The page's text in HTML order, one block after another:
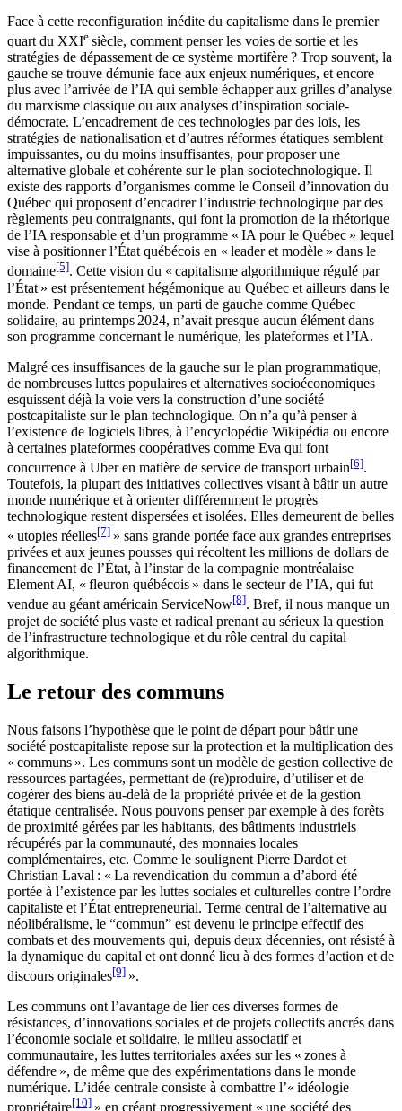
Face à cette reconfiguration inédite du capitalisme dans le premier
quart du XXIe siècle, comment penser les voies de sortie et les
stratégies de dépassement de ce système mortifère ? Trop souvent, la
gauche se trouve démunie face aux enjeux numériques, et encore
plus avec l’arrivée de l’IA qui semble échapper aux grilles d’analyse
du marxisme classique ou aux analyses d’inspiration sociale-
démocrate. L’encadrement de ces technologies par des lois, les
stratégies de nationalisation et d’autres réformes étatiques semblent
impuissantes, ou du moins insuffisantes, pour proposer une
alternative globale et cohérente sur le plan sociotechnologique. Il
existe des rapports d’organismes comme le Conseil d’innovation du
Québec qui proposent d’encadrer l’industrie technologique par des
règlements peu contraignants, qui font la promotion de la rhétorique
de l’IA responsable et d’un programme « IA pour le Québec » lequel
vise à positionner l’État québécois en « leader et modèle » dans le
domaine[5]. Cette vision du « capitalisme algorithmique régulé par
l’État » est présentement hégémonique au Québec et ailleurs dans le
monde. Pendant ce temps, un parti de gauche comme Québec
solidaire, au printemps 2024, n’avait presque aucun élément dans
son programme concernant le numérique, les plateformes et l’IA.
Malgré ces insuffisances de la gauche sur le plan programmatique,
de nombreuses luttes populaires et alternatives socioéconomiques
esquissent déjà la voie vers la construction d’une société
postcapitaliste sur le plan technologique. On n’a qu’à penser à
l’existence de logiciels libres, à l’encyclopédie Wikipédia ou encore
à certaines plateformes coopératives comme Eva qui font
concurrence à Uber en matière de service de transport urbain[6].
Toutefois, la plupart des initiatives collectives visant à bâtir un autre
monde numérique et à orienter différemment le progrès
technologique restent dispersées et isolées. Elles demeurent de belles
« utopies réelles[7] » sans grande portée face aux grandes entreprises
privées et aux jeunes pousses qui récoltent les millions de dollars de
financement de l’État, à l’instar de la compagnie montréalaise
Element AI, « fleuron québécois » dans le secteur de l’IA, qui fut
vendue au géant américain ServiceNow[8]. Bref, il nous manque un
projet de société plus vaste et radical prenant au sérieux la question
de l’infrastructure technologique et du rôle central du capital
algorithmique.
Le retour des communs
Nous faisons l’hypothèse que le point de départ pour bâtir une
société postcapitaliste repose sur la protection et la multiplication des
« communs ». Les communs sont un modèle de gestion collective de
ressources partagées, permettant de (re)produire, d’utiliser et de
cogérer des biens au-delà de la propriété privée et de la gestion
étatique centralisée. Nous pouvons penser par exemple à des forêts
de proximité gérées par les habitants, des bâtiments industriels
récupérés par la communauté, des monnaies locales
complémentaires, etc. Comme le soulignent Pierre Dardot et
Christian Laval : « La revendication du commun a d’abord été
portée à l’existence par les luttes sociales et culturelles contre l’ordre
capitaliste et l’État entrepreneurial. Terme central de l’alternative au
néolibéralisme, le “commun” est devenu le principe effectif des
combats et des mouvements qui, depuis deux décennies, ont résisté à
la dynamique du capital et ont donné lieu à des formes d’action et de
discours originales[9] ».
Les communs ont l’avantage de lier ces diverses formes de
résistances, d’innovations sociales et de projets collectifs ancrés dans
l’économie sociale et solidaire, le milieu associatif et
communautaire, les luttes territoriales axées sur les « zones à
défendre », de même que des expérimentations dans le monde
numérique. L’idée centrale consiste à combattre l’« idéologie
propriétaire[10] » en créant progressivement « une société des